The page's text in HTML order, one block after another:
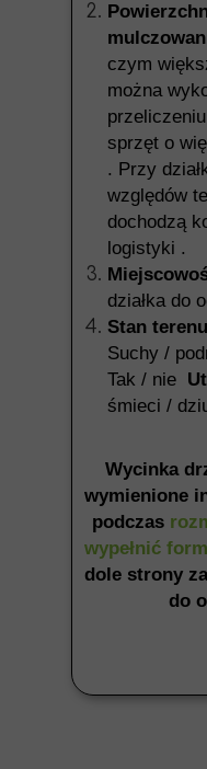
czym
można
sprzęt o
. Przy
względów
dochodzą
logistyki .
działka do
Stan terenu
Suchy /
Tak / nie
śmieci /
Wycinka
wymienione
podczas
wypełnić
dole strony
do